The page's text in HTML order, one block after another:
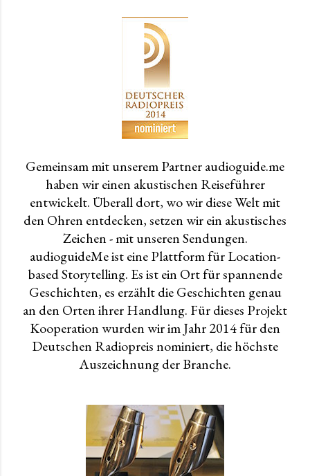
Gemeinsam mit unserem Partner audioguide.me
haben wir einen akustischen Reiseführer
entwickelt. Überall dort, wo wir diese Welt mit
den Ohren entdecken, setzen wir ein akustisches
Zeichen - mit unseren Sendungen.
audioguideMe ist eine Plattform für Location-
based Storytelling. Es ist ein Ort für spannende
Geschichten, es erzählt die Geschichten genau
an den Orten ihrer Handlung. Für dieses Projekt
Kooperation wurden wir im Jahr 2014 für den
Deutschen Radiopreis nominiert, die höchste
Auszeichnung der Branche.